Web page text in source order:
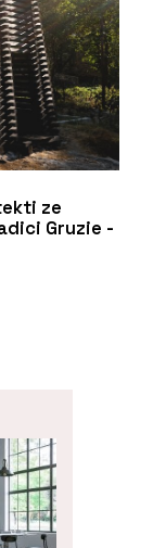
ze
Gruzie -